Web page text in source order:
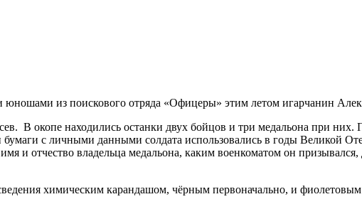
из поискового отряда «Офицеры» этим летом игарчанин
В окопе находились останки двух бойцов и три медальона при них.
с личными данными солдата использовались в годы Великой
и отчество владельца медальона, каким военкоматом он
химическим карандашом, чёрным первоначально, и